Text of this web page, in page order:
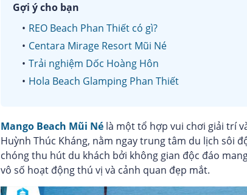
Gợi ý cho bạn
REO Beach Phan Thiết có gì?
Centara Mirage Resort Mũi Né
Trải nghiệm Dốc Hoàng Hôn
Hola Beach Glamping Phan Thiết
Mango Beach Mũi Né là một tổ hợp vui chơi giải trí
Huỳnh Thúc Kháng, nằm ngay trung tâm du lịch sôi
chóng thu hút du khách bởi không gian độc đáo
vô số hoạt động thú vị và cảnh quan đẹp mắt.